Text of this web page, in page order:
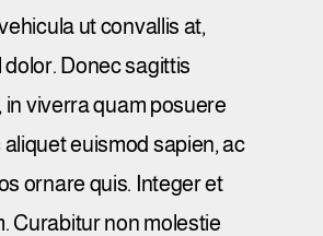
ut convallis at,
Donec sagittis
in viverra quam posuere
euismod sapien, ac
ornare quis. Integer et
Curabitur non molestie